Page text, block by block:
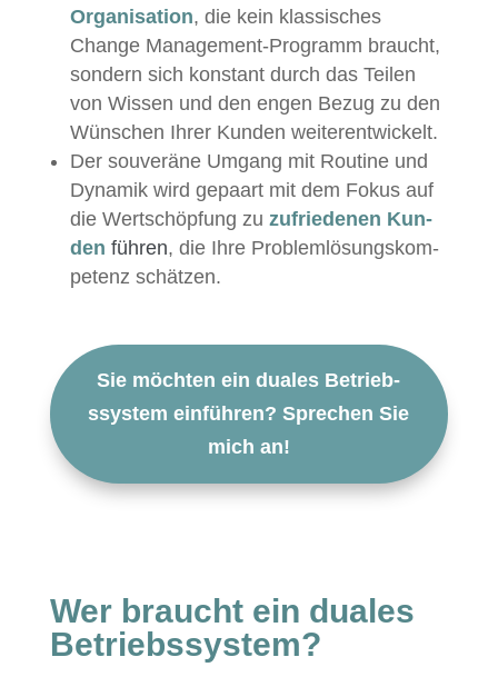
Organ­i­sa­tion, die kein klas­sis­ches
Change Man­age­ment-Pro­gramm braucht,
son­dern sich kon­stant durch das Teilen
von Wis­sen und den engen Bezug zu den
Wün­schen Ihrer Kun­den weiterentwickelt.
Der sou­veräne Umgang mit Rou­tine und
Dynamik wird gepaart mit dem Fokus auf
die Wertschöp­fung zu zufriede­nen Kun­
den führen, die Ihre Prob­lem­lö­sungskom­
pe­tenz schätzen.
Sie möcht­en ein duales Betrieb­
ssys­tem ein­führen? Sprechen Sie
mich an!
Wer braucht ein duales
Betriebssystem?